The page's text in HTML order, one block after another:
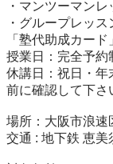
・マンツーマンレ
・グループレッス
「塾代助成カー
授業日：完全予約
休講日：祝日・年
前に確認して下さ
場所：大阪市浪速
交通 : 地下鉄 恵